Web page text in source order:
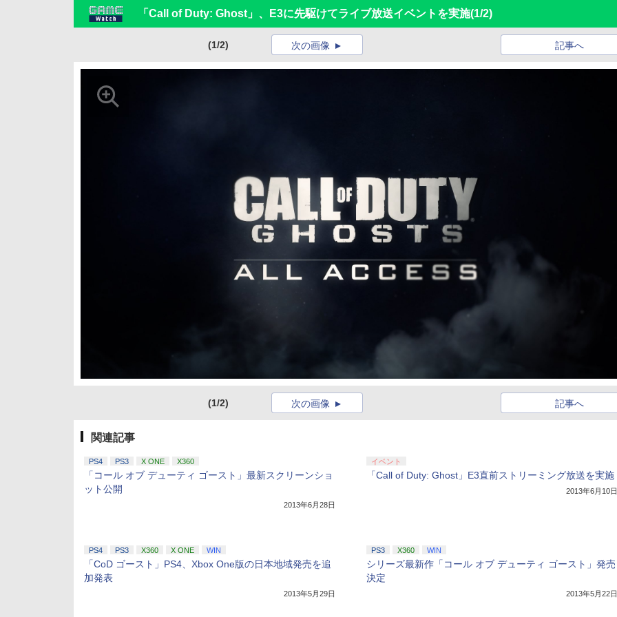
「Call of Duty: Ghost」、E3に先駆けてライブ放送イベントを実施(1/2)
(1/2) 記事へ
次の画像
(1/2) 記事へ
次の画像
関連記事
PS4 PS3 X ONE X360
「コール オブ デューティ ゴースト」最新スクリーンショ
ット公開
2013年6月28日
イベント
「Call of Duty: Ghost」E3直前ストリーミング放送を実施
2013年6月10日
PS4 PS3 X360 X ONE WIN
「CoD ゴースト」PS4、Xbox One版の日本地域発売を追
加発表
2013年5月29日
PS3 X360 WIN
シリーズ最新作「コール オブ デューティ ゴースト」発売
決定
2013年5月22日